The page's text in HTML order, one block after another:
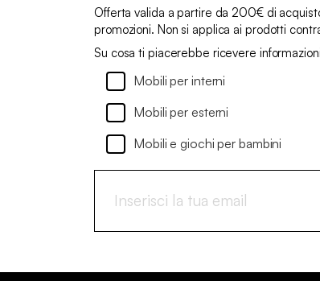
Offerta valida a partire da 200€ di
promozioni. Non si applica ai prodotti
Su cosa ti piacerebbe ricevere
Mobili per interni
Mobili per esterni
Mobili e giochi per bambini